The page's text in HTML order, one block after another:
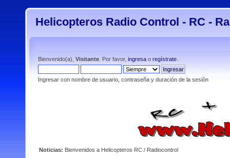
Helicopteros Radio Control - RC -
Bienvenido(a), Visitante . Por favor, ingresa o regístrate
Ingresar con nombre de usuario, contraseña y duración de la sesión
Noticias: Bienvenidos a Helicopteros RC / Radiocontrol